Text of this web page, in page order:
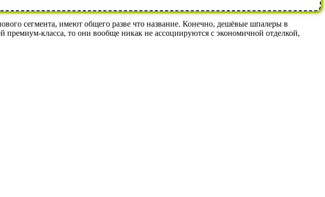
сегмента, имеют общего разве что название. Конечно, дешёвые шпалеры в
премиум-класса, то они вообще никак не ассоциируются с экономичной отделкой,